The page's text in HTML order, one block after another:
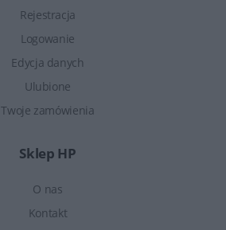
Rejestracja
Logowanie
Edycja danych
Ulubione
Twoje zamówienia
Sklep HP
O nas
Kontakt